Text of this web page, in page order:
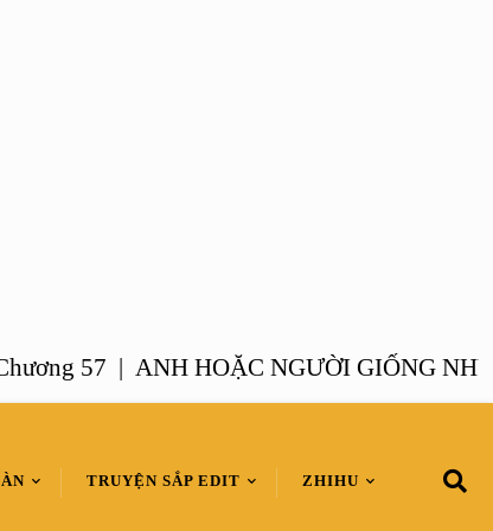
57 |ANH HOẶC NGƯỜI GIỐNG NHƯ
TRUYỆN SẮP EDIT ZHIHU